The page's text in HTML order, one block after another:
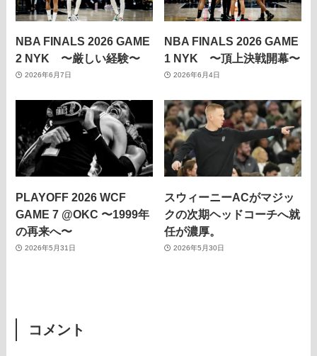
NBA FINALS 2026 GAME
2 NYK 〜厳しい経験〜
2026年6月7日
NBA FINALS 2026 GAME
1 NYK 〜頂上決戦開幕〜
2026年6月4日
PLAYOFF 2026 WCF
GAME 7 @OKC 〜1999年
の再来へ〜
2026年5月31日
スウィーニーACがマジッ
クの次期ヘッドコーチへ就
任が濃厚。
2026年5月30日
コメント